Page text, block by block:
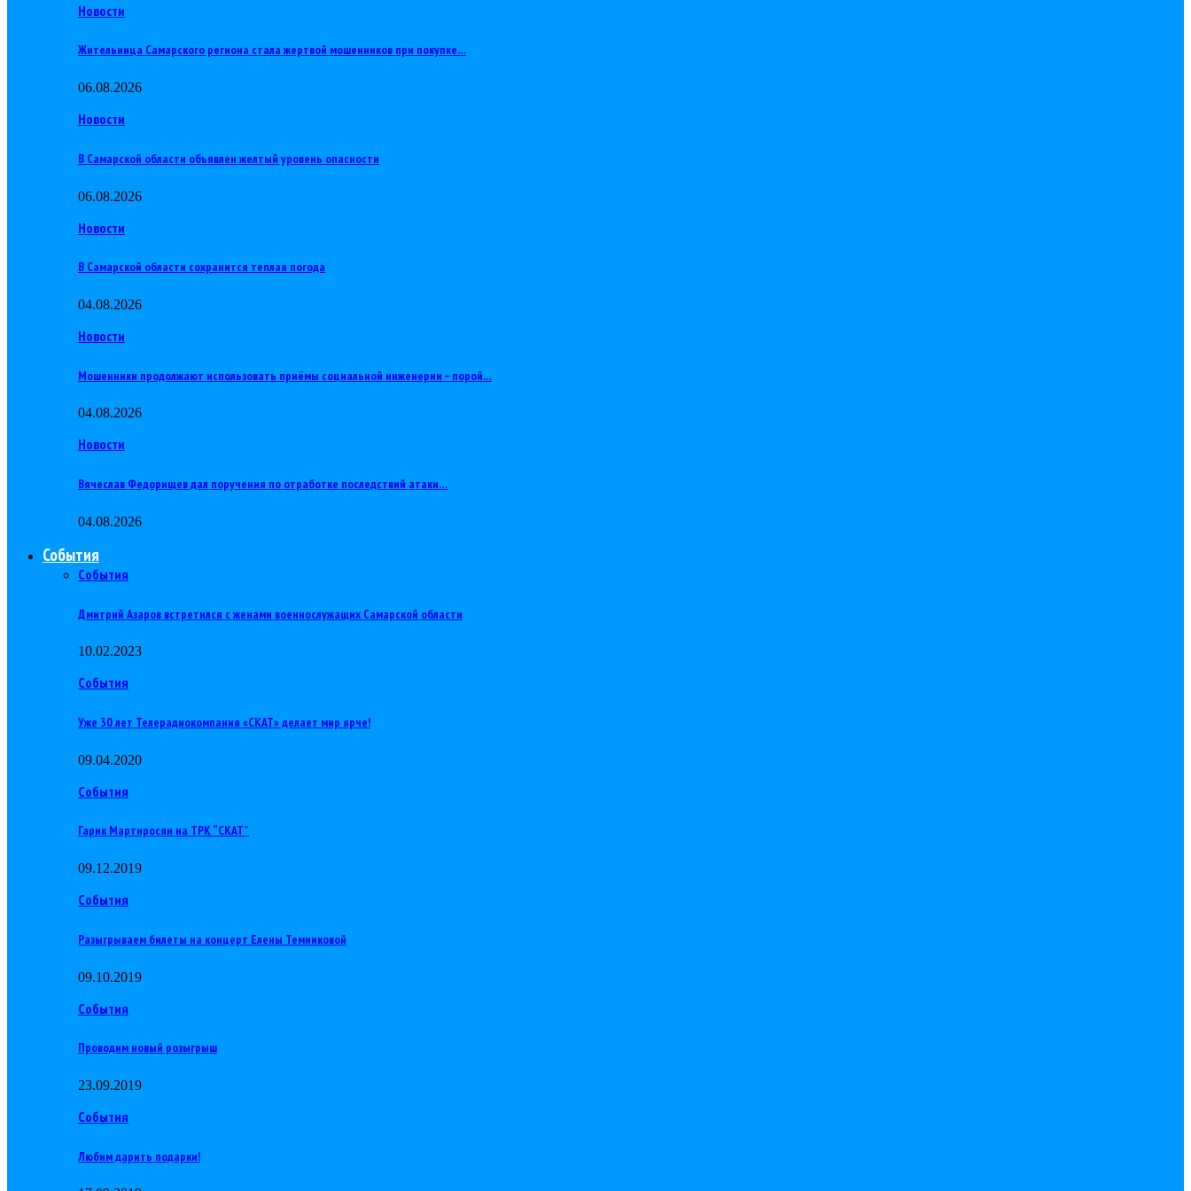
Новости
Жительница Самарского региона стала жертвой мошенников при покупке…
06.08.2026
Новости
В Самарской области объявлен желтый уровень опасности
06.08.2026
Новости
В Самарской области сохранится теплая погода
04.08.2026
Новости
Мошенники продолжают использовать приёмы социальной инженерии – порой…
04.08.2026
Новости
Вячеслав Федорищев дал поручения по отработке последствий атаки…
04.08.2026
События
События
Дмитрий Азаров встретился с женами военнослужащих Самарской области
10.02.2023
События
Уже 30 лет Телерадиокомпания «СКАТ» делает мир ярче!
09.04.2020
События
Гарик Мартиросян на ТРК “СКАТ”
09.12.2019
События
Разыгрываем билеты на концерт Елены Темниковой
09.10.2019
События
Проводим новый розыгрыш
23.09.2019
События
Любим дарить подарки!